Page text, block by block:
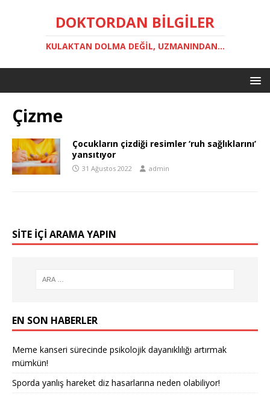
DOKTORDAN BILGILER
KULAKTAN DOLMA DEĞIL, UZMANINDAN...
Çizme
Çocukların çizdiği resimler ‘ruh sağlıklarını’
yansıtıyor
31 Ağustos 2022 admin
SITE IÇI ARAMA YAPIN
EN SON HABERLER
Meme kanseri sürecinde psikolojik dayanıklılığı artırmak
mümkün!
Sporda yanlış hareket diz hasarlarına neden olabiliyor!